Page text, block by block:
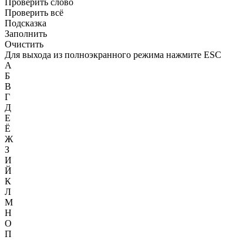
Проверить всё
Подсказка
Заполнить
Очистить
Для выхода из полноэкранного режима нажмите ESC
А
Б
В
Г
Д
Е
Ё
Ж
З
И
Й
К
Л
М
Н
О
П